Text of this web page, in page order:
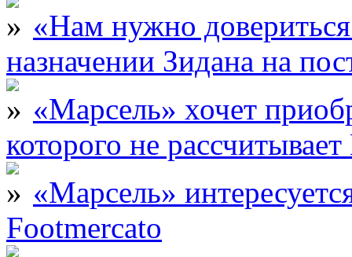
«Нам нужно
назначении Зидана на
«Марсель» хочет
которого не
«Марсель»
Footmercato